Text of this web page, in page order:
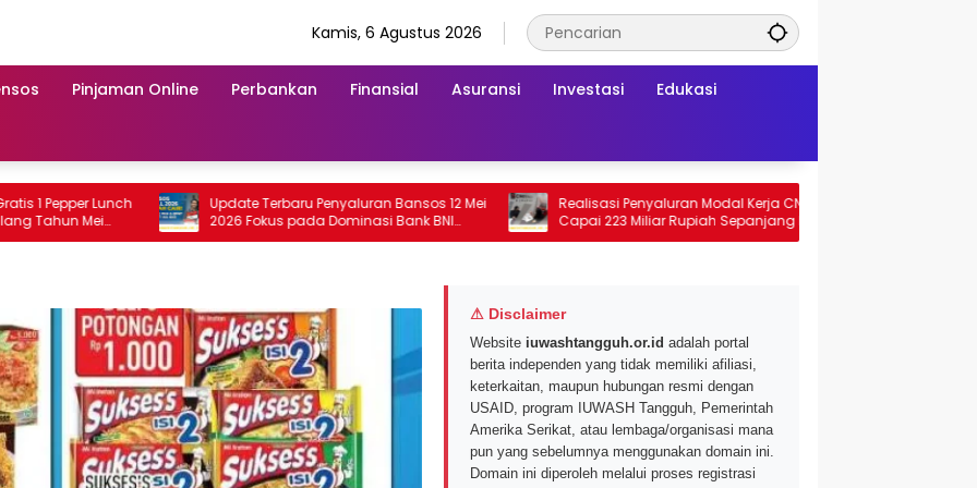
Kamis, 6 Agustus 2026
Pinjaman Online Perbankan Finansial Asuransi Investasi Edukasi
Lunch
Mei
Update Terbaru Penyaluran Bansos 12 Mei
2026 Fokus pada Dominasi Bank BNI
serta Struk BRI
Realisasi Penyaluran Modal Kerja CNAF
Capai 223 Miliar Rupiah Sepanjang Maret
2026 Ini
⚠ Disclaimer
Website iuwashtangguh.or.id adalah portal
berita independen yang tidak memiliki afiliasi,
keterkaitan, maupun hubungan resmi dengan
USAID, program IUWASH Tangguh, Pemerintah
Amerika Serikat, atau lembaga/organisasi mana
pun yang sebelumnya menggunakan domain ini.
Domain ini diperoleh melalui proses registrasi